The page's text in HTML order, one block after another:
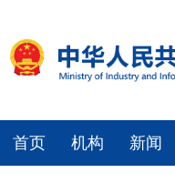
首页 机构 新闻